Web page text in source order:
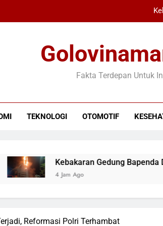
PKS
Fakta Terdepan Untuk
TEKNOLOGI OTOMOTIF
Kebakaran Gedung Bapenda DKI
4 Jam Ago
Reformasi Polri Terhambat